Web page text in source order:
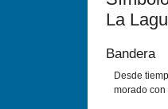
La
Bandera
Desde
morado